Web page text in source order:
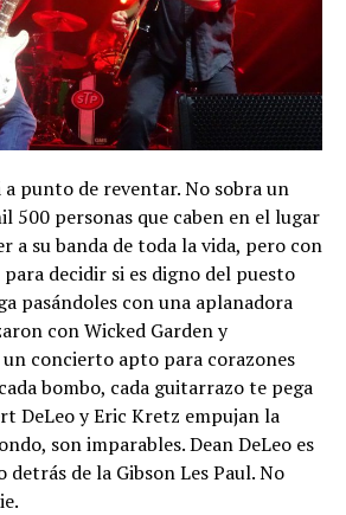
punto de reventar. No sobra un
500 personas que caben en el lugar
a su banda de toda la vida, pero con
decidir si es digno del puesto
pasándoles con una aplanadora
con Wicked Garden y
un concierto apto para corazones
bombo, cada guitarrazo te pega
DeLeo y Eric Kretz empujan la
son imparables. Dean DeLeo es
detrás de la Gibson Les Paul. No